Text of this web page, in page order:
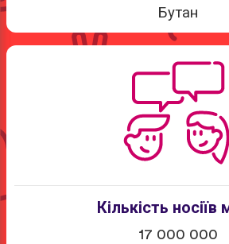
Бутан
Кількість носіїв
17 000 000